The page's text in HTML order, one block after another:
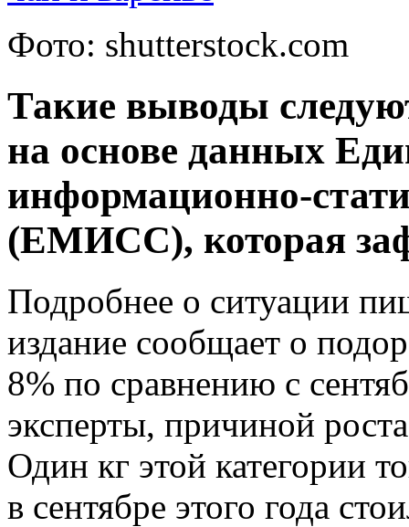
Фото: shutterstock.com
Такие выводы
на основе данных
информационно-
(ЕМИСС), которая
Подробнее о ситуации
издание сообщает о
8% по сравнению с
эксперты, причиной
Один кг этой категории
в сентябре этого года